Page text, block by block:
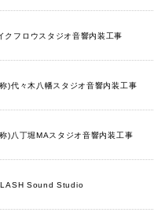
クフロウスタジオ音響内装工事
)代々木八幡スタジオ音響内装工事
)八丁堀MAスタジオ音響内装工事
Sound Studio